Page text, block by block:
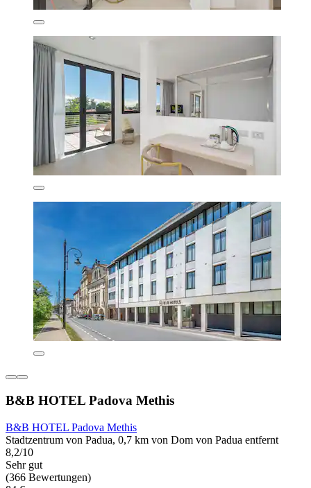
B&B HOTEL Padova Methis
B&B HOTEL Padova Methis
Stadtzentrum von Padua, 0,7 km von Dom von Padua entfernt
8,2/10
Sehr gut
(366 Bewertungen)